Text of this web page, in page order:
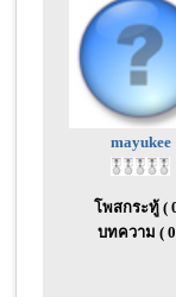
mayukee
โพสกระทู้ (
บทความ (